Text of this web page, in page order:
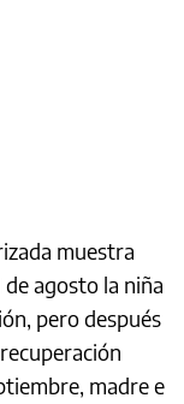
muestra
agosto la niña
pero después
madre e